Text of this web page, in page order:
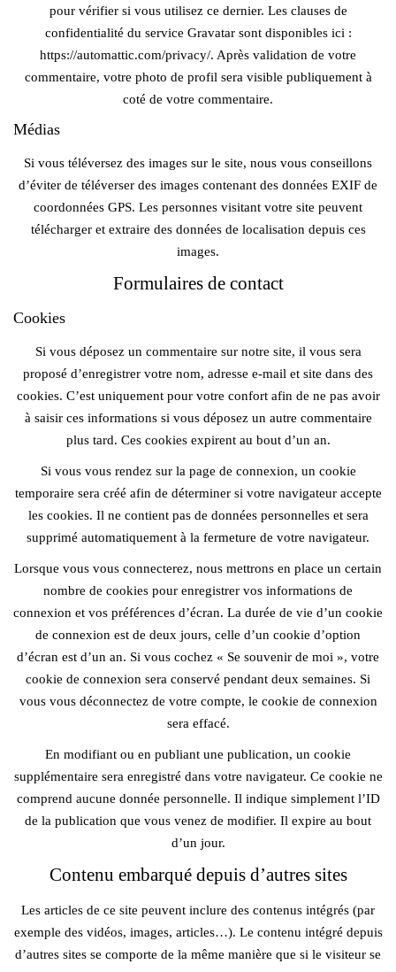
pour vérifier si vous utilisez ce dernier. Les clauses de
confidentialité du service Gravatar sont disponibles ici :
https://automattic.com/privacy/. Après validation de votre
commentaire, votre photo de profil sera visible publiquement à
coté de votre commentaire.
Médias
Si vous téléversez des images sur le site, nous vous conseillons
d’éviter de téléverser des images contenant des données EXIF de
coordonnées GPS. Les personnes visitant votre site peuvent
télécharger et extraire des données de localisation depuis ces
images.
Formulaires de contact
Cookies
Si vous déposez un commentaire sur notre site, il vous sera
proposé d’enregistrer votre nom, adresse e-mail et site dans des
cookies. C’est uniquement pour votre confort afin de ne pas avoir
à saisir ces informations si vous déposez un autre commentaire
plus tard. Ces cookies expirent au bout d’un an.
Si vous vous rendez sur la page de connexion, un cookie
temporaire sera créé afin de déterminer si votre navigateur accepte
les cookies. Il ne contient pas de données personnelles et sera
supprimé automatiquement à la fermeture de votre navigateur.
Lorsque vous vous connecterez, nous mettrons en place un certain
nombre de cookies pour enregistrer vos informations de
connexion et vos préférences d’écran. La durée de vie d’un cookie
de connexion est de deux jours, celle d’un cookie d’option
d’écran est d’un an. Si vous cochez « Se souvenir de moi », votre
cookie de connexion sera conservé pendant deux semaines. Si
vous vous déconnectez de votre compte, le cookie de connexion
sera effacé.
En modifiant ou en publiant une publication, un cookie
supplémentaire sera enregistré dans votre navigateur. Ce cookie ne
comprend aucune donnée personnelle. Il indique simplement l’ID
de la publication que vous venez de modifier. Il expire au bout
d’un jour.
Contenu embarqué depuis d’autres sites
Les articles de ce site peuvent inclure des contenus intégrés (par
exemple des vidéos, images, articles…). Le contenu intégré depuis
d’autres sites se comporte de la même manière que si le visiteur se